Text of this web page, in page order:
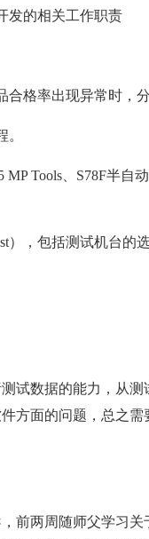
发的相关工作职责
格率出现异常时，
MP Tools、S78F半自
），包括测试机台的
试数据的能力，从测
方面的问题，总之
前两周随师父学习